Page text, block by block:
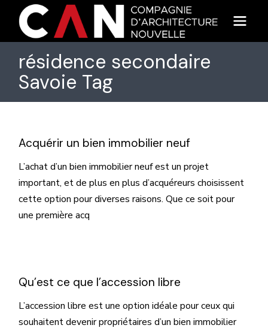
content
résidence secondaire
Savoie Tag
Acquérir un bien immobilier neuf
L’achat d’un bien immobilier neuf est un projet
important, et de plus en plus d’acquéreurs choisissent
cette option pour diverses raisons. Que ce soit pour
une première acq
Qu’est ce que l’accession libre
L’accession libre est une option idéale pour ceux qui
souhaitent devenir propriétaires d’un bien immobilier